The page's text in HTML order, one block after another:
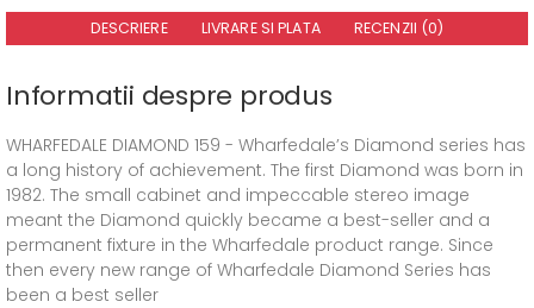
DESCRIERE LIVRARE SI PLATA RECENZII (0)
Informatii despre produs
WHARFEDALE DIAMOND 159 - Wharfedale’s Diamond series has
a long history of achievement. The first Diamond was born in
1982. The small cabinet and impeccable stereo image
meant the Diamond quickly became a best-seller and a
permanent fixture in the Wharfedale product range. Since
then every new range of Wharfedale Diamond Series has
been a best seller